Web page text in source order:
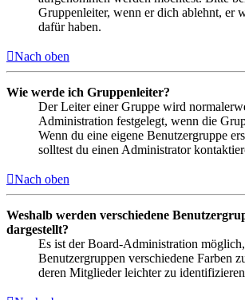
Gruppenleiter, wenn er dich ablehnt, er
dafür haben.
Nach oben
Wie werde ich Gruppenleiter?
Der Leiter einer Gruppe wird
Administration festgelegt, wenn die
Wenn du eine eigene Benutzergruppe
solltest du einen Administrator
Nach oben
Weshalb werden verschiedene
dargestellt?
Es ist der Board-Administration
Benutzergruppen verschiedene Farben
deren Mitglieder leichter zu